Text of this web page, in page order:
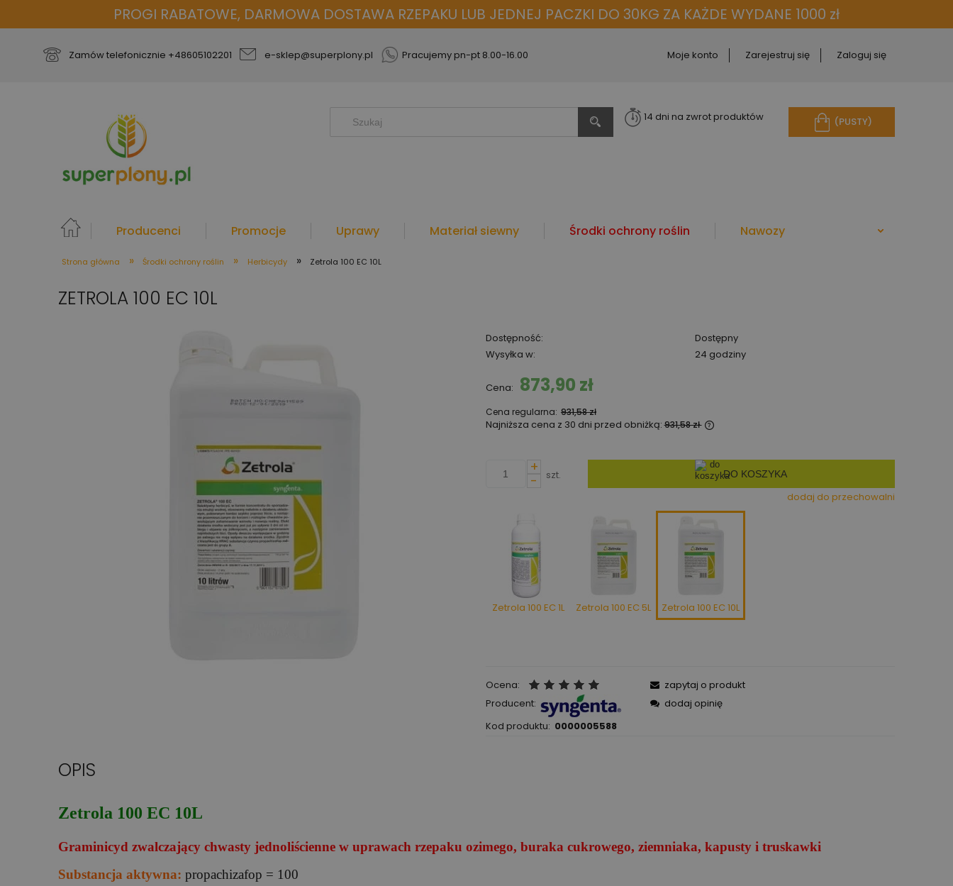
PROGI RABATOWE, DARMOWA DOSTAWA RZEPAKU LUB JEDNEJ PACZKI DO 30KG ZA KAŻDE WYDANE 1000 zł
Zamów telefonicznie +48605102201 e-sklep@superplony.pl Pracujemy pn-pt 8.00-16.00 Moje konto Zarejestruj się Zaloguj się
(PUSTY)
14 dni na zwrot produktów
Producenci Promocje Uprawy Materiał siewny Środki ochrony roślin Nawozy
więcej
Strona główna » Środki ochrony roślin » Herbicydy » Zetrola 100 EC 10L
ZETROLA 100 EC 10L
Dostępność:
Dostępny
Wysyłka w:
24 godziny
Cena: 873,90 zł
Cena regularna: 931,58 zł
Najniższa cena z 30 dni przed obniżką:931,58 zł
Jeżeli produkt jest sprzedawany krócej
niż 30 dni, wyświetlana jest najniższa
cena od momentu, kiedy produkt
Zetrola 100 EC 1L Zetrola 100 EC 5L Zetrola 100 EC 10L
+
-
szt. DO KOSZYKA
dodaj do przechowalni
Ocena:
Producent:
Kod produktu: 0000005588
zapytaj o produkt
dodaj opinię
OPIS
Zetrola 100 EC 10L
Graminicyd zwalczający chwasty jednoliścienne w uprawach rzepaku ozimego, buraka cukrowego, ziemniaka, kapusty i truskawki
Substancja aktywna: propachizafop = 100